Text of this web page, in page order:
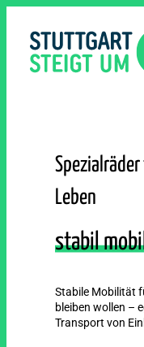
Leben
stabil
Stabile Mobilität
bleiben wollen –
Transport von